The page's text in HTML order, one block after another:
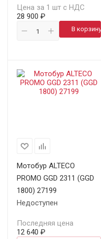
Цена за 1 шт с НДС
28 900 ₽
В корзину
Мотобур ALTECO
PROMO GGD 2311 (GGD
1800) 27199
Недоступен
Последняя цена
12 640 ₽